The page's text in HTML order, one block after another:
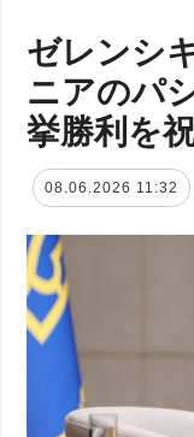
ゼレンシ
ニアのパ
挙勝利を
08.06.2026 11:32